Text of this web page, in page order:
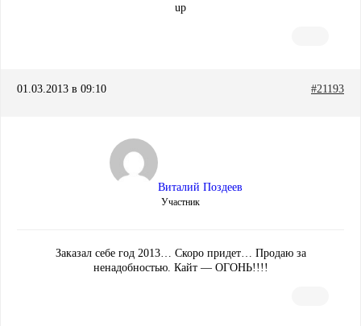
up
01.03.2013 в 09:10 #21193
Виталий Поздеев
Участник
Заказал себе год 2013… Скоро придет… Продаю за
ненадобностью. Кайт — ОГОНЬ!!!!